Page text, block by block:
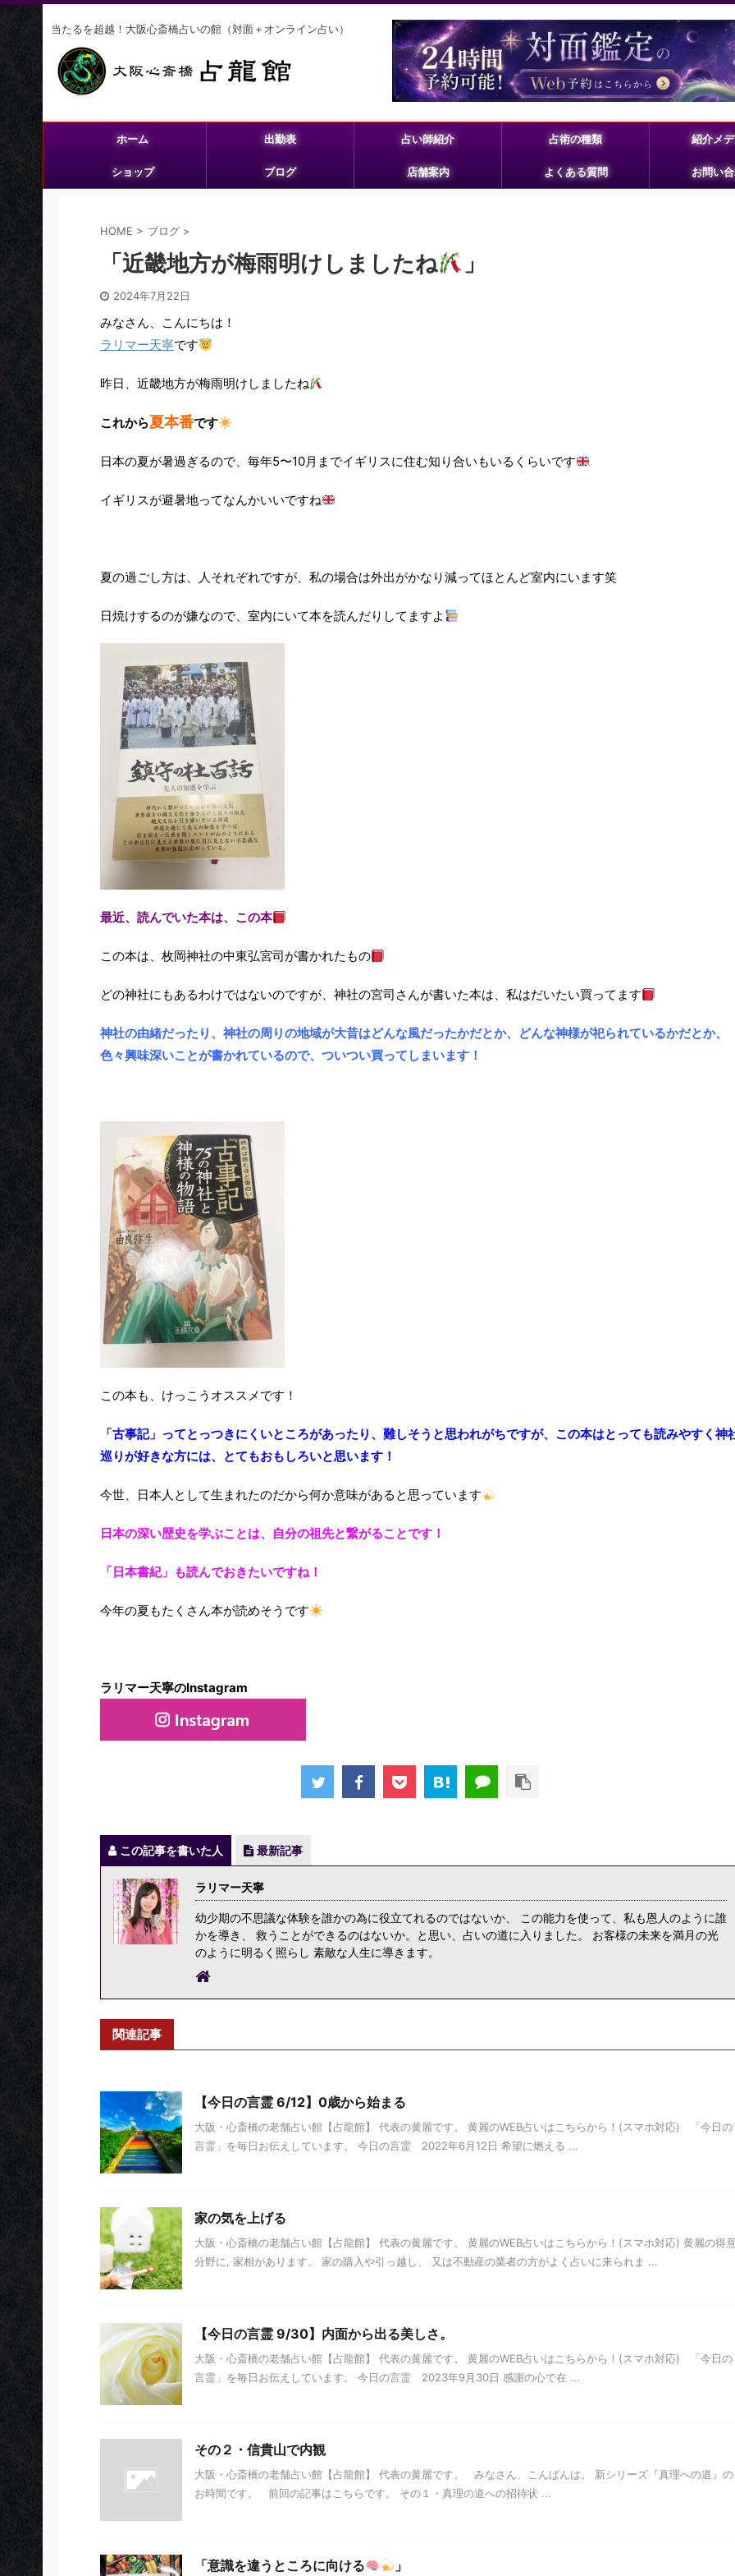
当たるを超越！大阪心斎橋占いの館（対面＋オンライン占い）
ホーム 出勤表 占い師紹介 占術の種類 紹介メ
ショップ ブログ 店舗案内 よくある質問 お問い
HOME > ブログ >
「近畿地方が梅雨明けしましたね 」
2024年7月22日
みなさん、こんにちは！
ラリマー天寧です
昨日、近畿地方が梅雨明けしましたね
これから夏本番です
日本の夏が暑過ぎるので、毎年5〜10月までイギリスに住む知り合いもいるくらいです
イギリスが避暑地ってなんかいいですね
夏の過ごし方は、人それぞれですが、私の場合は外出がかなり減ってほとんど室内にいます笑
日焼けするのが嫌なので、室内にいて本を読んだりしてますよ
最近、読んでいた本は、この本
この本は、枚岡神社の中東弘宮司が書かれたもの
どの神社にもあるわけではないのですが、神社の宮司さんが書いた本は、私はだいたい買ってます
神社の由緒だったり、神社の周りの地域が大昔はどんな風だったかだとか、どんな神様が祀られているかだとか、
色々興味深いことが書かれているので、ついつい買ってしまいます！
この本も、けっこうオススメです！
「古事記」ってとっつきにくいところがあったり、難しそうと思われがちですが、この本はとっても読みやすく神
巡りが好きな方には、とてもおもしろいと思います！
今世、日本人として生まれたのだから何か意味があると思っています
日本の深い歴史を学ぶことは、自分の祖先と繋がることです！
「日本書紀」も読んでおきたいですね！
今年の夏もたくさん本が読めそうです
ラリマー天寧のInstagram
この記事を書いた人 最新記事
ラリマー天寧
幼少期の不思議な体験を誰かの為に役立てれるのではないか、 この能力を使って、私も恩人のように誰
かを導き、 救うことができるのはないか。と思い、占いの道に入りました。 お客様の未来を満月の光
のように明るく照らし 素敵な人生に導きます。
関連記事
【今日の言霊 6/12】0歳から始まる
大阪・心斎橋の老舗占い館【占龍館】 代表の黄麗です。 黄麗のWEB占いはこちらから！(スマホ対応) 「今日の
言霊」を毎日お伝えしています。 今日の言霊 2022年6月12日 希望に燃える ...
家の気を上げる
大阪・心斎橋の老舗占い館【占龍館】 代表の黄麗です。 黄麗のWEB占いはこちらから！(スマホ対応) 黄麗の得
分野に, 家相があります。 家の購入や引っ越し、 又は不動産の業者の方がよく占いに来られま ...
【今日の言霊 9/30】内面から出る美しさ。
大阪・心斎橋の老舗占い館【占龍館】 代表の黄麗です。 黄麗のWEB占いはこちらから！(スマホ対応) 「今日の
言霊」を毎日お伝えしています。 今日の言霊 2023年9月30日 感謝の心で在 ...
その２・信貴山で内観
大阪・心斎橋の老舗占い館【占龍館】 代表の黄麗です。 みなさん、こんばんは。 新シリーズ『真理への道』の
お時間です。 前回の記事はこちらです。 その１・真理の道への招待状 ...
「意識を違うところに向ける 」